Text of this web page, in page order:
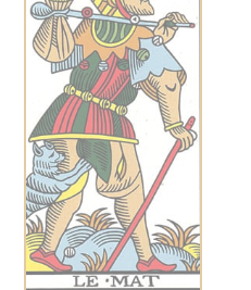
Considéré comme
l’initiateur du
voyage à travers
les arcanes
majeurs, il
représente
l’innocence, le
départ, le potentiel
et l’exploration.